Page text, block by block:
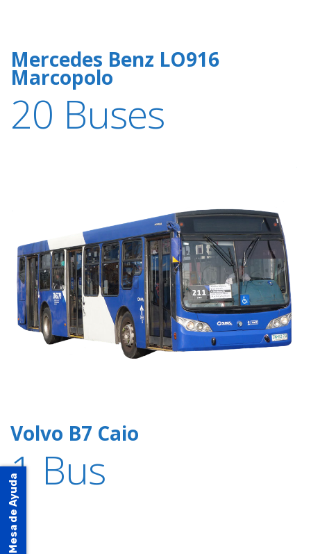
Mercedes Benz LO916
Marcopolo
20 Buses
Volvo B7 Caio
1 Bus
Mesa de Ayuda